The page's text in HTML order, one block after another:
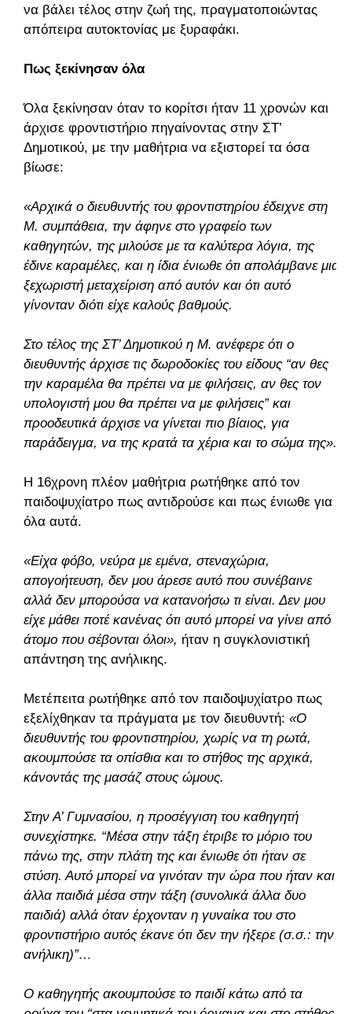
να βάλει τέλος στην ζωή της, πραγματοποιώντας
απόπειρα αυτοκτονίας με ξυραφάκι.
Πως ξεκίνησαν όλα
Όλα ξεκίνησαν όταν το κορίτσι ήταν 11 χρονών και
άρχισε φροντιστήριο πηγαίνοντας στην ΣΤ’
Δημοτικού, με την μαθήτρια να εξιστορεί τα όσα
βίωσε:
«Αρχικά ο διευθυντής του φροντιστηρίου έδειχνε στη
Μ. συμπάθεια, την άφηνε στο γραφείο των
καθηγητών, της μιλούσε με τα καλύτερα λόγια, της
έδινε καραμέλες, και η ίδια ένιωθε ότι απολάμβανε μια
ξεχωριστή μεταχείριση από αυτόν και ότι αυτό
γίνονταν διότι είχε καλούς βαθμούς.
Στο τέλος της ΣΤ’ Δημοτικού η Μ. ανέφερε ότι ο
διευθυντής άρχισε τις δωροδοκίες του είδους “αν θες
την καραμέλα θα πρέπει να με φιλήσεις, αν θες τον
υπολογιστή μου θα πρέπει να με φιλήσεις” και
προοδευτικά άρχισε να γίνεται πιο βίαιος, για
παράδειγμα, να της κρατά τα χέρια και το σώμα της».
Η 16χρονη πλέον μαθήτρια ρωτήθηκε από τον
παιδοψυχίατρο πως αντιδρούσε και πως ένιωθε για
όλα αυτά.
«Είχα φόβο, νεύρα με εμένα, στεναχώρια,
απογοήτευση, δεν μου άρεσε αυτό που συνέβαινε
αλλά δεν μπορούσα να κατανοήσω τι είναι. Δεν μου
είχε μάθει ποτέ κανένας ότι αυτό μπορεί να γίνει από
άτομο που σέβονται όλοι», ήταν η συγκλονιστική
απάντηση της ανήλικης.
Μετέπειτα ρωτήθηκε από τον παιδοψυχίατρο πως
εξελίχθηκαν τα πράγματα με τον διευθυντή: «Ο
διευθυντής του φροντιστηρίου, χωρίς να τη ρωτά,
ακουμπούσε τα οπίσθια και το στήθος της αρχικά,
κάνοντάς της μασάζ στους ώμους.
Στην Α’ Γυμνασίου, η προσέγγιση του καθηγητή
συνεχίστηκε. “Μέσα στην τάξη έτριβε το μόριο του
πάνω της, στην πλάτη της και ένιωθε ότι ήταν σε
στύση. Αυτό μπορεί να γινόταν την ώρα που ήταν και
άλλα παιδιά μέσα στην τάξη (συνολικά άλλα δυο
παιδιά) αλλά όταν έρχονταν η γυναίκα του στο
φροντιστήριο αυτός έκανε ότι δεν την ήξερε (σ.σ.: την
ανήλικη)”…
Ο καθηγητής ακουμπούσε το παιδί κάτω από τα